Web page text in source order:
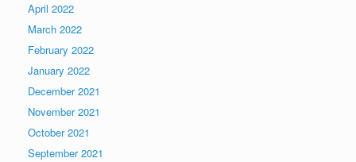
April 2022
March 2022
February 2022
January 2022
December 2021
November 2021
October 2021
September 2021